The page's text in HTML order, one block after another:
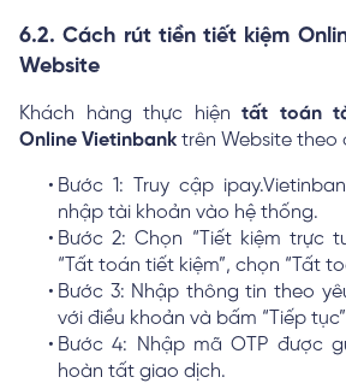
6.2. Cách rút tiền tiết kiệm
Website
Khách hàng thực hiệntất toán
Online Vietinbank trên Website theo
Bước 1: Truy cập
nhập tài khoản vào hệ thống.
Bước 2: Chọn “Tiết kiệm trực
“Tất toán tiết kiệm”, chọn “Tất
Bước 3: Nhập thông tin theo
với điều khoản và bấm “Tiếp
Bước 4: Nhập mã OTP được
hoàn tất giao dịch.